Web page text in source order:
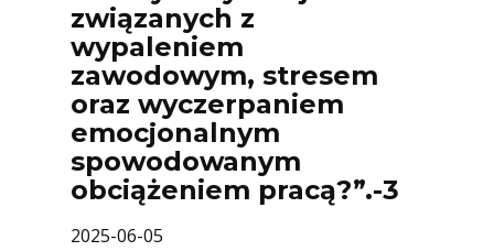
związanych z
wypaleniem
zawodowym, stresem
oraz wyczerpaniem
emocjonalnym
spowodowanym
obciążeniem pracą?”.-3
2025-06-05